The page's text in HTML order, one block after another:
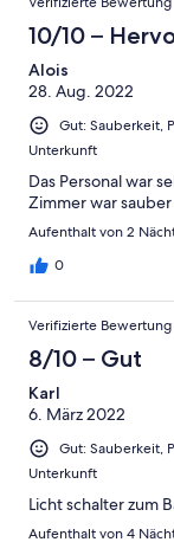
Gut
Okay
von
Schlecht
von
Ungenügend
10/10 –
Alois
28. Aug. 2022
Gut: Sauberkeit,
Unterkunft
Das Personal war
Zimmer war
Aufenthalt von 2
0
Verifizierte Bewertung
8/10 – Gut
Karl
6. März 2022
Gut: Sauberkeit,
Unterkunft
Licht schalter zum
Aufenthalt von 4